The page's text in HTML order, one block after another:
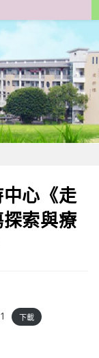
心《走
索與療
下載